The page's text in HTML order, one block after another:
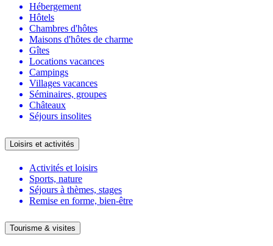
Hébergement
Hôtels
Chambres d'hôtes
Maisons d'hôtes de charme
Gîtes
Locations vacances
Campings
Villages vacances
Séminaires, groupes
Châteaux
Séjours insolites
Loisirs et activités
Activités et loisirs
Sports, nature
Séjours à thèmes, stages
Remise en forme, bien-être
Tourisme & visites